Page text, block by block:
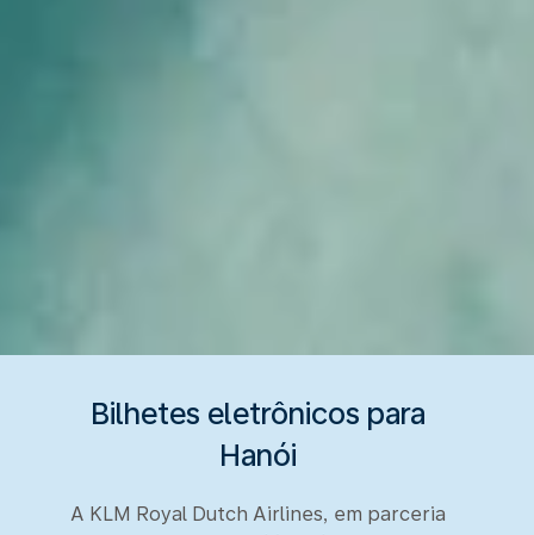
Bilhetes eletrônicos para
Hanói
A KLM Royal Dutch Airlines, em parceria